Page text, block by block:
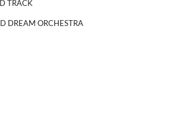
TRACK
DREAM ORCHESTRA